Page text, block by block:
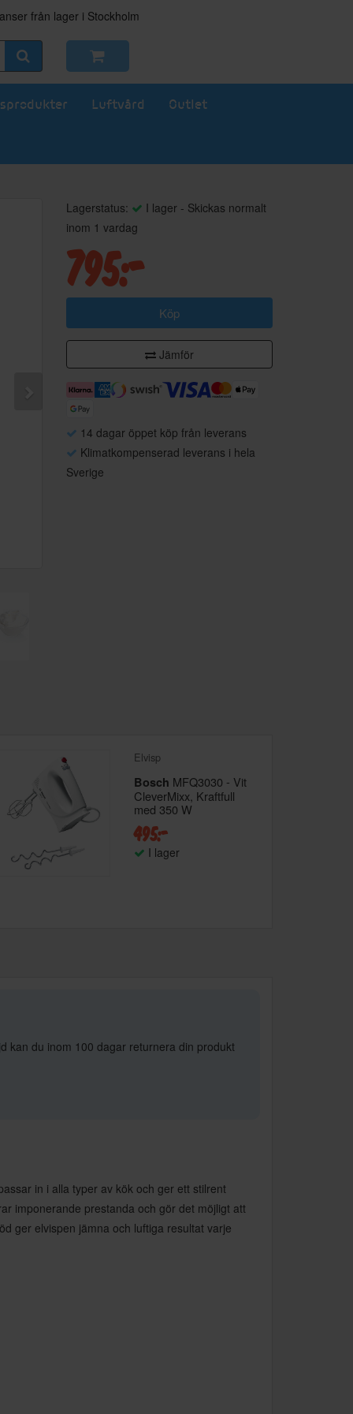
från lager i Stockholm
Luftvård Outlet
Lagerstatus:
I lager - Skickas normalt
inom 1 vardag
795:-
Köp
Jämför
14 dagar öppet köp från leverans
Klimatkompenserad leverans i hela
Sverige
Elvisp
Bosch MFQ3030 - Vit
CleverMixx, Kraftfull
med 350 W
495:-
I lager
kan du inom 100 dagar returnera din produkt
in i alla typer av kök och ger ett stilrent
imponerande prestanda och gör det möjligt att
ger elvispen jämna och luftiga resultat varje